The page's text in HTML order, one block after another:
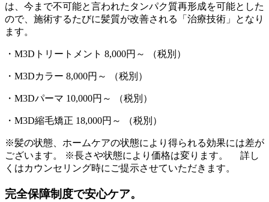
は、今まで不可能と言われたタンパク質再形成を可能とした
ので、施術するたびに髪質が改善される「治療技術」となり
ます。
・M3Dトリートメント 8,000円～ （税別）
・M3Dカラー 8,000円～ （税別）
・M3Dパーマ 10,000円～ （税別）
・M3D縮毛矯正 18,000円～ （税別）
※髪の状態、ホームケアの状態により得られる効果には差が
ございます。 ※長さや状態により価格は変ります。 詳し
くはカウンセリング時にご提示させていただきます。
完全保障制度で安心ケア。